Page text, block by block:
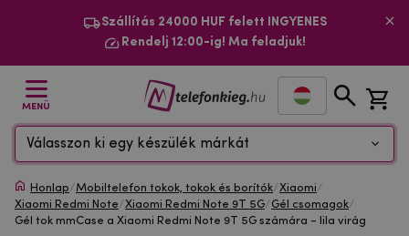
Szállítás 24000 HUF felett INGYENES
Rendelj 12:00-ig! Ma feladjuk!
MENÜ
Válasszon ki egy készülék márkát
Honlap/Mobiltelefon tokok, tokok és borítók/Xiaomi/
Xiaomi Redmi Note/Xiaomi Redmi Note 9T 5G/Gél csomagok/
Gél tok mmCase a Xiaomi Redmi Note 9T 5G számára - lila virág